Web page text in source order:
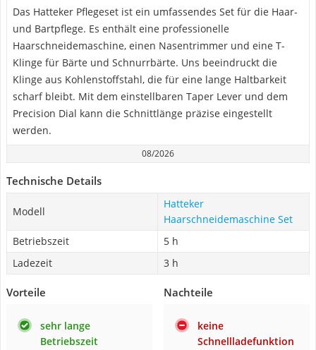
Das Hatteker Pflegeset ist ein umfassendes Set für die Haar-
und Bartpflege. Es enthält eine professionelle
Haarschneidemaschine, einen Nasentrimmer und eine T-
Klinge für Bärte und Schnurrbärte. Uns beeindruckt die
Klinge aus Kohlenstoffstahl, die für eine lange Haltbarkeit
scharf bleibt. Mit dem einstellbaren Taper Lever und dem
Precision Dial kann die Schnittlänge präzise eingestellt
werden.
08/2026
Technische Details
Modell
Hatteker
Haarschneidemaschine Set
Betriebszeit
5 h
Ladezeit
3 h
Vorteile
sehr lange
Betriebszeit
Nachteile
keine
Schnellladefunktion